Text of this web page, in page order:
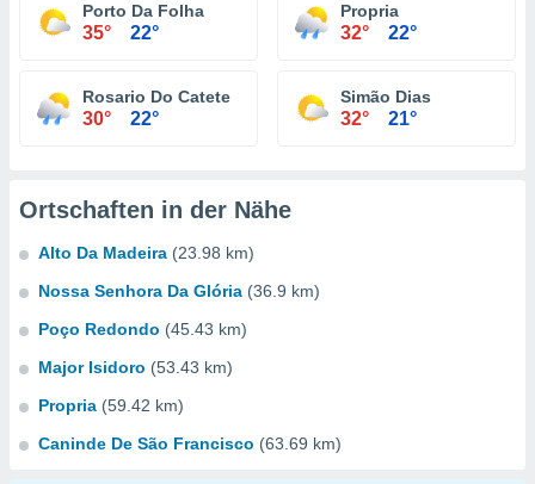
Porto Da Folha
35° 22°
Propria
32° 22°
Rosario Do Catete
30° 22°
Simão Dias
32° 21°
Ortschaften in der Nähe
Alto Da Madeira (23.98 km)
Nossa Senhora Da Glória (36.9 km)
Poço Redondo (45.43 km)
Major Isidoro (53.43 km)
Propria (59.42 km)
Caninde De São Francisco (63.69 km)